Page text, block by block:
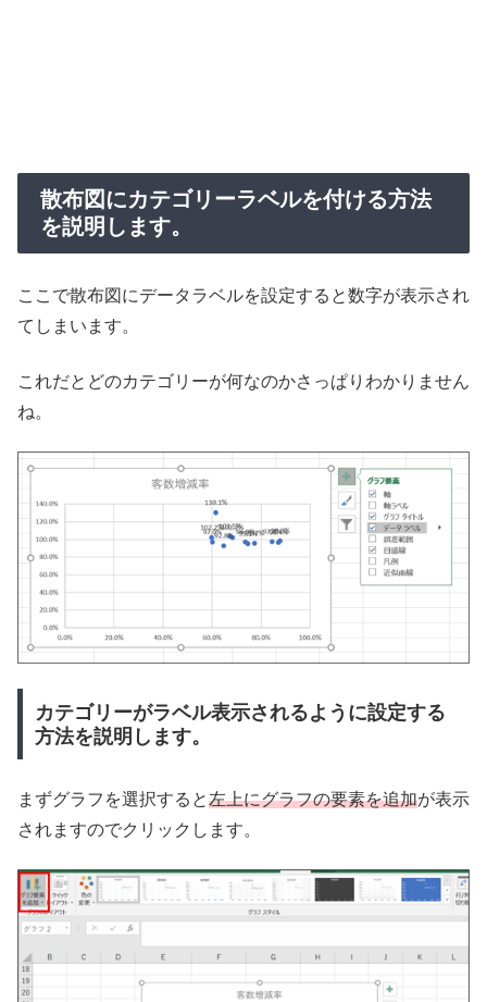
散布図にカテゴリーラベルを付ける方法
を説明します。
ここで散布図にデータラベルを設定すると数字が表示され
てしまいます。
これだとどのカテゴリーが何なのかさっぱりわかりません
ね。
カテゴリーがラベル表示されるように設定する
方法を説明します。
まずグラフを選択すると左上にグラフの要素を追加が表示
されますのでクリックします。